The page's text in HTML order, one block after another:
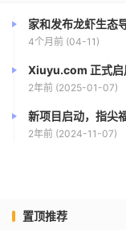
家和发布龙虾生态
4个月前 (04-11)
Xiuyu.com 正式启
2年前 (2025-01-07)
新项目启动，指尖
2年前 (2024-11-07)
置顶推荐